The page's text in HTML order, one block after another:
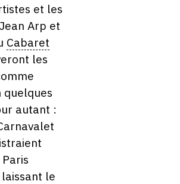
et les
Jean Arp et
Cabaret
les
quelques
autant :
le